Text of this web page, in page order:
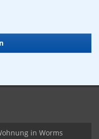
in Worms